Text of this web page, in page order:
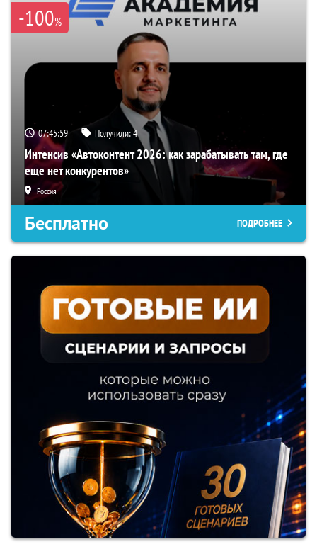
-100%
07:45:58 Получили:4
Интенсив «Автоконтент 2026: как зарабатывать там, где
еще нет конкурентов»
Россия
Бесплатно ПОДРОБНЕЕ